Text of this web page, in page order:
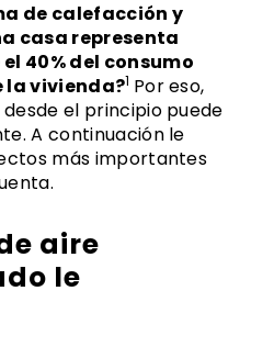
de calefacción y
casa representa
40% del consumo
la vivienda?1 Por eso,
el principio puede
A continuación le
más importantes
aire
le